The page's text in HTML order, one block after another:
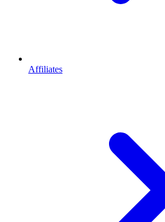
Affiliates